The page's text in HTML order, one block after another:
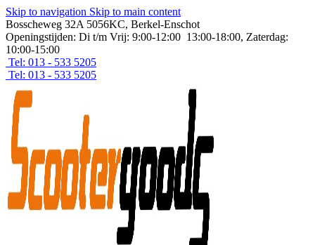
Skip to navigation Skip to main content
Bosscheweg 32A 5056KC, Berkel-Enschot
Openingstijden: Di t/m Vrij: 9:00-12:00 13:00-18:00, Zaterdag:
10:00-15:00
Tel: 013 - 533 5205
Tel: 013 - 533 5205